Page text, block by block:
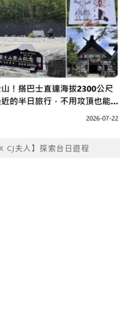
CJ夫人】探索台日遊程